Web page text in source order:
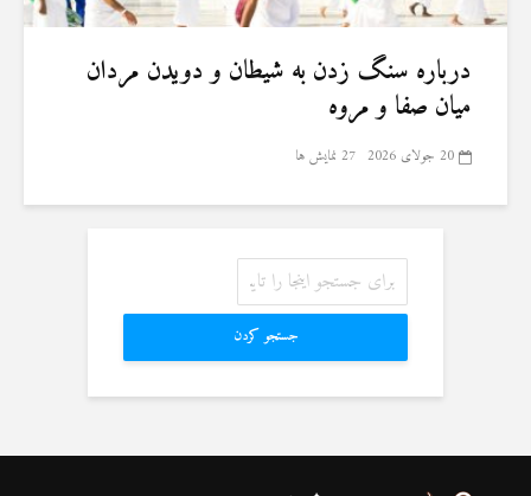
درباره سنگ زدن به شیطان و دویدن مردان
میان صفا و مروه
20 جولای 2026 27 نمایش ها
جستجو کردن